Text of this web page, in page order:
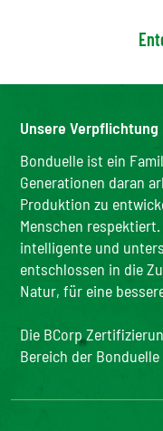
Unsere Verpflichtung
Bonduelle ist ein
Generationen daran
Produktion zu
Menschen
intelligente und
entschlossen in die
Natur, für eine
Die BCorp
Bereich der